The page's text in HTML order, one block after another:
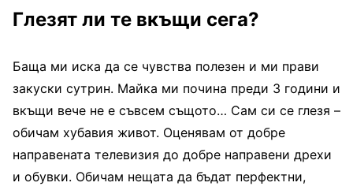
Глезят ли те вкъщи сега?
Баща ми иска да се чувства полезен и ми прави
закуски сутрин. Майка ми почина преди 3 години и
вкъщи вече не е съвсем същото… Сам си се глезя –
обичам хубавия живот. Оценявам от добре
направената телевизия до добре направени дрехи
и обувки. Обичам нещата да бъдат перфектни,